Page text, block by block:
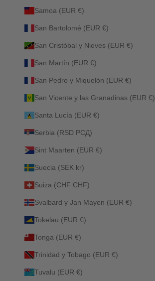
Samoa (EUR €)
San Bartolomé (EUR €)
San Cristóbal y Nieves (EUR €)
San Martín (EUR €)
San Pedro y Miquelón (EUR €)
San Vicente y las Granadinas (EUR €)
Santa Lucía (EUR €)
Serbia (RSD РСД)
Sint Maarten (EUR €)
Suecia (SEK kr)
Suiza (CHF CHF)
Svalbard y Jan Mayen (EUR €)
Tokelau (EUR €)
Tonga (EUR €)
Trinidad y Tobago (EUR €)
Tuvalu (EUR €)